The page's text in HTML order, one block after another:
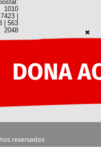
1010
|
| 563
2048
reservados